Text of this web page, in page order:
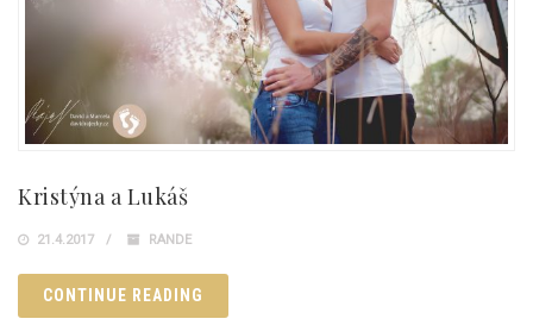
Kristýna a Lukáš
21.4.2017 RANDE
CONTINUE READING